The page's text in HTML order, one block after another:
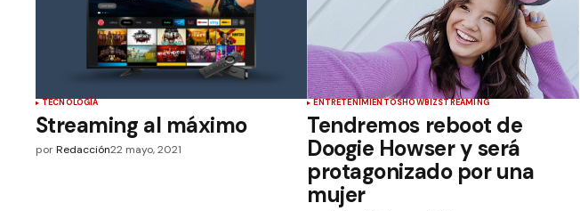
TECNOLOGÍA
Streaming al máximo
porRedacción22 mayo, 2021
ENTRETENIMIENTOSHOWBIZSTREAMING
Tendremos reboot de
Doogie Howser y será
protagonizado por una
mujer